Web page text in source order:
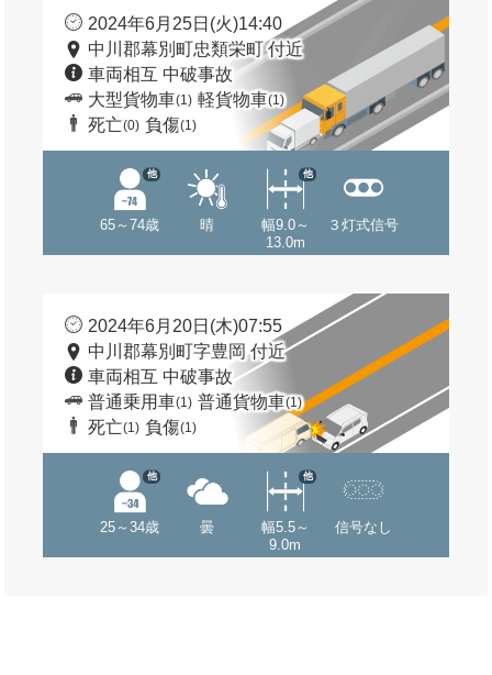
2024年6月25日(火)14:40
中川郡幕別町忠類栄町 付近
車両相互 中破事故
大型貨物車(1) 軽貨物車(1)
死亡(0) 負傷(1)
65～74歳
他
晴
幅9.0～
13.0m
他
３灯式信号
2024年6月20日(木)07:55
中川郡幕別町字豊岡 付近
車両相互 中破事故
普通乗用車(1) 普通貨物車(1)
死亡(1) 負傷(1)
25～34歳
他
曇
幅5.5～
9.0m
他
信号なし